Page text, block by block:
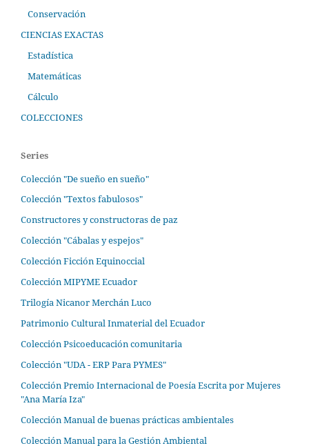
Conservación
CIENCIAS EXACTAS
Estadística
Matemáticas
Cálculo
COLECCIONES
Series
Colección "De sueño en sueño"
Colección "Textos fabulosos"
Constructores y constructoras de paz
Colección "Cábalas y espejos"
Colección Ficción Equinoccial
Colección MIPYME Ecuador
Trilogía Nicanor Merchán Luco
Patrimonio Cultural Inmaterial del Ecuador
Colección Psicoeducación comunitaria
Colección "UDA - ERP Para PYMES"
Colección Premio Internacional de Poesía Escrita por Mujeres
"Ana María Iza"
Colección Manual de buenas prácticas ambientales
Colección Manual para la Gestión Ambiental